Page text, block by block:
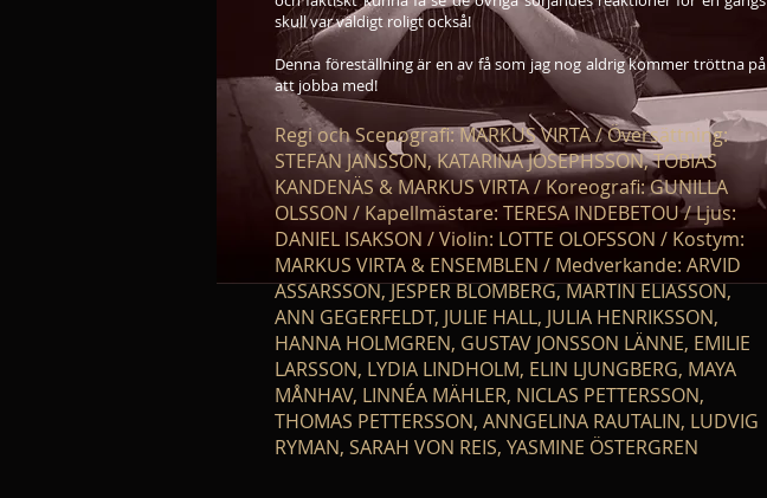
skull var väldigt roligt också!
Denna föreställning är en av få som jag nog aldrig kommer tröttna på
att jobba med!
Regi och Scenografi: MARKUS VIRTA / Översättning:
STEFAN JANSSON, KATARINA JOSEPHSSON, TOBIAS
KANDENÄS & MARKUS VIRTA / Koreografi: GUNILLA
OLSSON / Kapellmästare: TERESA INDEBETOU / Ljus:
DANIEL ISAKSON / Violin: LOTTE OLOFSSON / Kostym:
MARKUS VIRTA & ENSEMBLEN / Medverkande: ARVID
ASSARSSON, JESPER BLOMBERG, MARTIN ELIASSON,
ANN GEGERFELDT, JULIE HALL, JULIA HENRIKSSON,
HANNA HOLMGREN, GUSTAV JONSSON LÄNNE, EMILIE
LARSSON, LYDIA LINDHOLM, ELIN LJUNGBERG, MAYA
MÅNHAV, LINNÉA MÄHLER, NICLAS PETTERSSON,
THOMAS PETTERSSON, ANNGELINA RAUTALIN, LUDVIG
RYMAN, SARAH VON REIS, YASMINE ÖSTERGREN